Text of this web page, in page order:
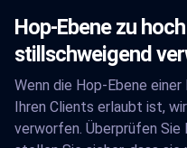
Hop-Ebene zu
stillschweigend
Wenn die Hop-Ebene
Ihren Clients erlaubt ist,
verworfen. Überprüfen Sie